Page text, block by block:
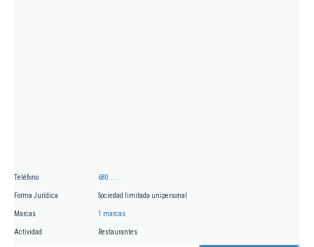
Teléfono 680.....
Forma Jurídica Sociedad limitada unipersonal
Marcas 1 marcas
Actividad Restaurantes